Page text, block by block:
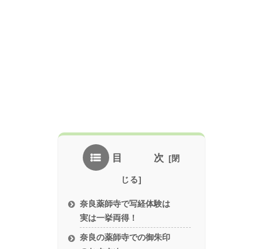
目 次
奈良薬師寺で写経体験は
実は一挙両得！
奈良の薬師寺での御朱印